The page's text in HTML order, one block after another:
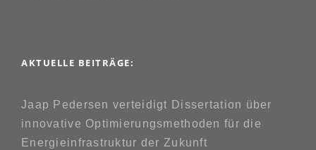
AKTUELLE BEITRÄGE:
Jaap Pedersen verteidigt Dissertation über
innovative Optimierungsmethoden für die
Energieinfrastruktur der Zukunft